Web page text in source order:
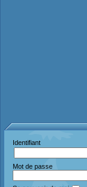
Identifiant
Mot de passe